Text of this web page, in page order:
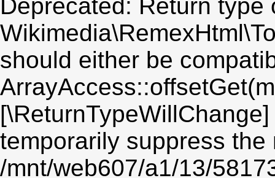
Deprecated: Return type
should either be
temporarily suppress the
/mnt/web607/a1/13/